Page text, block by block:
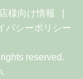
様向け情報
バシーポリシー
reserved.
.